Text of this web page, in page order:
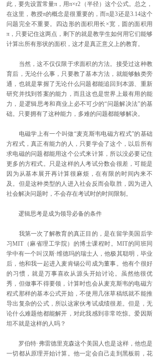
此，要先设置常量π，用π×r2（半径）这个公式。总之，
在这里，教授π的概念是很重要的，而π是3还是3.14这个
问题完全不重要。四边形的面积用长×宽，圆的面积用
π，只要记住这两点，剩下的就是教学生如何用它们能够
计算出所有形状的面积，这才是真正意义上的教育。
当然，这不仅仅限于求面积的方法。接受过这种教
育后，无论什么事，只要教了基本方法，就能够触类旁
通，也就是掌握了无论什么问题都能追回到本源、重新
研究并找到答案的能力，而且这也是世界上最有用的能
力，是逻辑思考和商业上必不可少的“问题解决法”的基
础。只要拥有了这种能力，多难的问题都能够解决。
电磁学上有一个叫做“麦克斯韦电磁方程式”的基础
方程式，真正有能力的人，只要学会了这个，以后所有
求电磁的问题都能用这个公式来计算，所以没必要记住
更多的方程式。只是这样的人考试分数会很差，可能是
因为从基本展开再计算很麻烦，在有限的时间内来不
及。但是这种类型的人进入社会反而会取胜，因为进入
社会解决问题时，不会存在考试时的时间限制。
逻辑思考是成为领导必备的条件
我第一次了解教育的真正目的，是在留学美国后学
习MIT（麻省理工学院）的博士课程时。MIT的同班同
学中有一个叫汉斯·维德玛的瑞士人，他极其聪明，毕业
后，他和我一起进入麦肯锡公司成为董事。他有个很好
的习惯，就是万事喜欢从源头开始讨论。虽然他很优
秀，但做事不得要领，计算时也会从麦克斯韦的电磁方
程式那样的基本公式开始，不使用几张草稿纸就不能推
导出复杂的公式，所以这家伙考试成绩很差。但是，无
论什么难题他都能解开，对此我感到非常吃惊。爱因斯
坦不就是这样的人吗？
罗伯特·弗雷德里克森这个美国人也是这样，他也是
一切都从原理开始计算。他一定会自己走到黑板前，花